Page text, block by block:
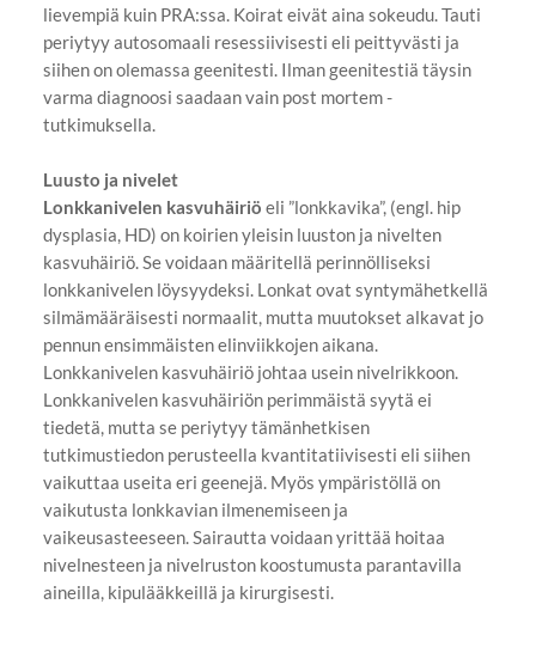
lievempiä kuin PRA:ssa. Koirat eivät aina sokeudu. Tauti
periytyy autosomaali resessiivisesti eli peittyvästi ja
siihen on olemassa geenitesti. Ilman geenitestiä täysin
varma diagnoosi saadaan vain post mortem -
tutkimuksella.
Luusto ja nivelet
Lonkkanivelen kasvuhäiriö eli ”lonkkavika”, (engl. hip
dysplasia, HD) on koirien yleisin luuston ja nivelten
kasvuhäiriö. Se voidaan määritellä perinnölliseksi
lonkkanivelen löysyydeksi. Lonkat ovat syntymähetkellä
silmämääräisesti normaalit, mutta muutokset alkavat jo
pennun ensimmäisten elinviikkojen aikana.
Lonkkanivelen kasvuhäiriö johtaa usein nivelrikkoon.
Lonkkanivelen kasvuhäiriön perimmäistä syytä ei
tiedetä, mutta se periytyy tämänhetkisen
tutkimustiedon perusteella kvantitatiivisesti eli siihen
vaikuttaa useita eri geenejä. Myös ympäristöllä on
vaikutusta lonkkavian ilmenemiseen ja
vaikeusasteeseen. Sairautta voidaan yrittää hoitaa
nivelnesteen ja nivelruston koostumusta parantavilla
aineilla, kipulääkkeillä ja kirurgisesti.